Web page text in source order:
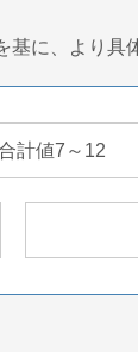
に、より具
計値7～12